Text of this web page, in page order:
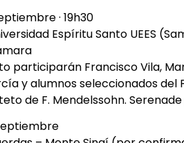
· 19h30
Espíritu Santo UEES
participarán Francisco Vila,
y alumnos seleccionados del
de F. Mendelssohn.